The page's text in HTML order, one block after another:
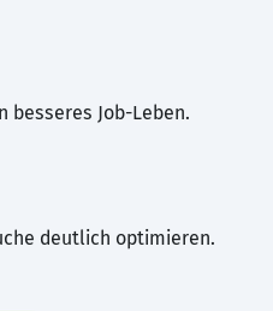
besseres Job-Leben.
deutlich optimieren.